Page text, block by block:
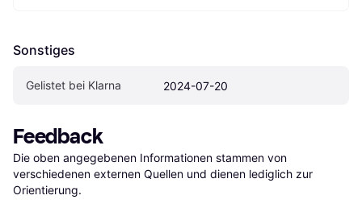
Sonstiges
Gelistet bei Klarna 2024-07-20
Feedback
Die oben angegebenen Informationen stammen von
verschiedenen externen Quellen und dienen lediglich zur
Orientierung.